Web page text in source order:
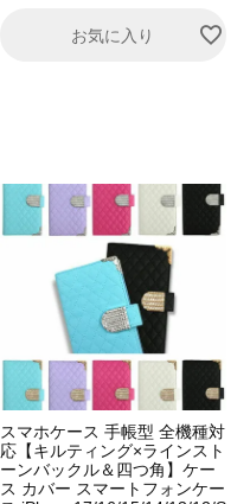
お気に入り
スマホケース 手帳型 全機種対
応【キルティング×ラインスト
ーンバックル＆四つ角】ケー
ス カバー スマートフォンケー